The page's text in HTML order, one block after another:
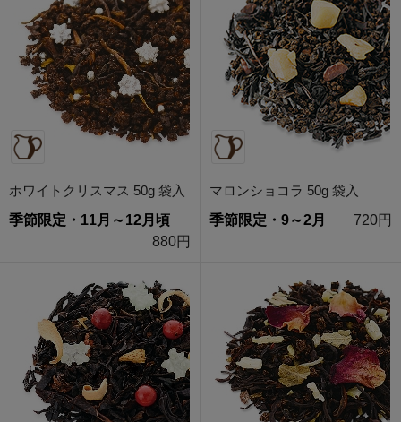
ホワイトクリスマス 50g 袋入
季節限定・11月～12月頃
880円
マロンショコラ 50g 袋入
季節限定・9～2月
720円